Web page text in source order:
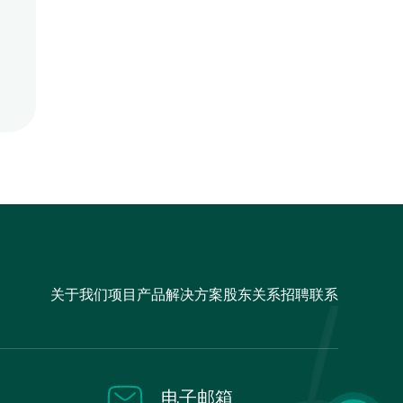
关于我们项目 产品解决方案股东关系招聘联系
电子邮箱